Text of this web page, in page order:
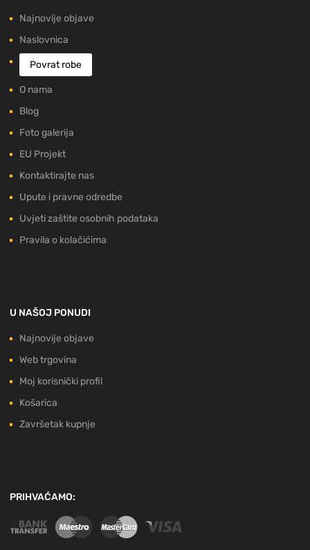
Najnovije objave
Naslovnica
Povrat robe
O nama
Blog
Foto galerija
EU Projekt
Kontaktirajte nas
Upute i pravne odredbe
Uvjeti zaštite osobnih podataka
Pravila o kolačićima
U NAŠOJ PONUDI
Najnovije objave
Web trgovina
Moj korisnički profil
Košarica
Završetak kupnje
PRIHVAĆAMO: